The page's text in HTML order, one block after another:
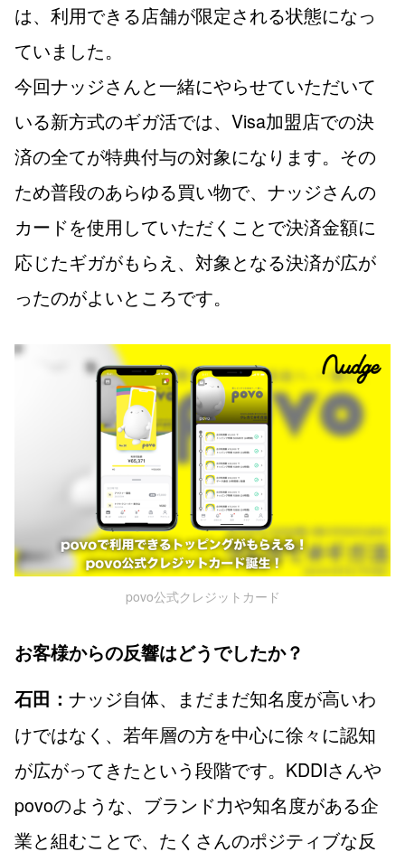
は、利用できる店舗が限定される状態になっ
ていました。
今回ナッジさんと一緒にやらせていただいて
いる新方式のギガ活では、Visa加盟店での決
済の全てが特典付与の対象になります。その
ため普段のあらゆる買い物で、ナッジさんの
カードを使用していただくことで決済金額に
応じたギガがもらえ、対象となる決済が広が
ったのがよいところです。
povo公式クレジットカード
お客様からの反響はどうでしたか？
石田： ナッジ自体、まだまだ知名度が高いわ
けではなく、若年層の方を中心に徐々に認知
が広がってきたという段階です。KDDIさんや
povoのような、ブランド力や知名度がある企
業と組むことで、たくさんのポジティブな反